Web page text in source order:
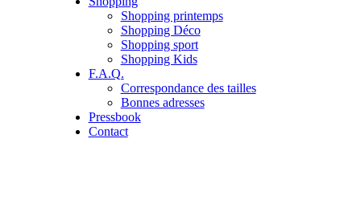
Shopping printemps
Shopping Déco
Shopping sport
Shopping Kids
F.A.Q.
Correspondance des tailles
Bonnes adresses
Pressbook
Contact